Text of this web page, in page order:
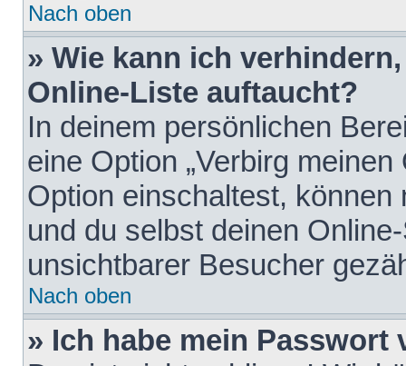
Nach oben
» Wie kann ich
Online-Liste auftaucht?
In deinem persönlichen
eine Option „Verbirg
Option einschaltest,
und du selbst deinen
unsichtbarer Besucher
Nach oben
» Ich habe mein Passwort